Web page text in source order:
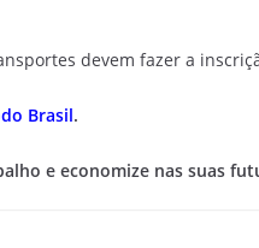
devem fazer a
Brasil.
e economize nas suas